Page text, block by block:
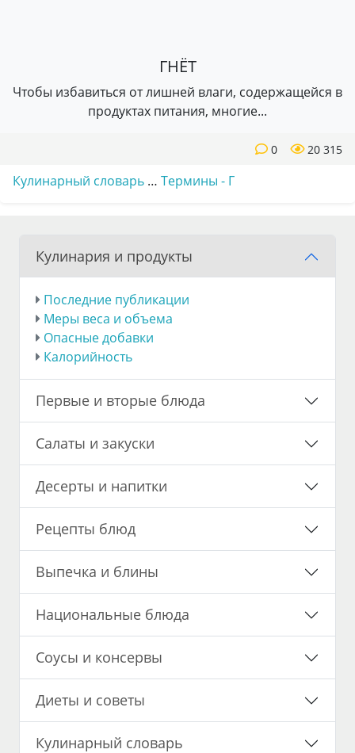
ГНЁТ
Чтобы избавиться от лишней влаги, содержащейся в
продуктах питания, многие...
20 315
0
Кулинарный словарь … Термины - Г
Кулинария и продукты
Последние публикации
Меры веса и объема
Опасные добавки
Калорийность
Первые и вторые блюда
Салаты и закуски
Десерты и напитки
Рецепты блюд
Выпечка и блины
Национальные блюда
Соусы и консервы
Диеты и советы
Кулинарный словарь